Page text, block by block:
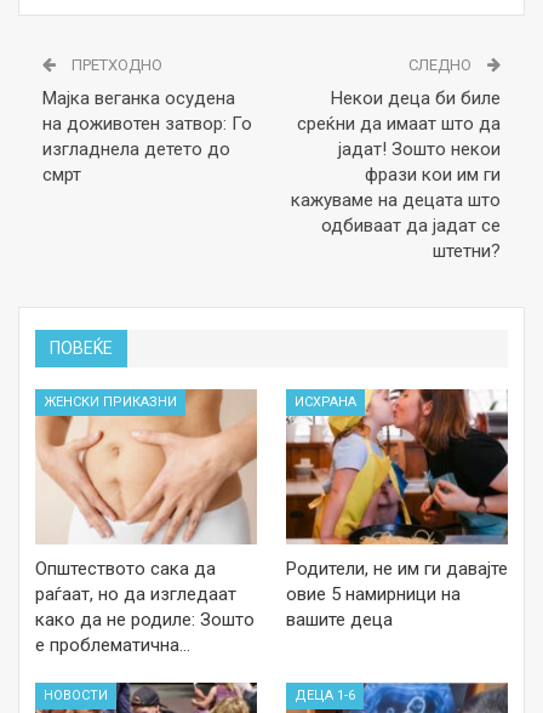
ПРЕТХОДНО
Mајка веганка осудена
на доживотен затвор: Го
изгладнела детето до
смрт
СЛЕДНО
Некои деца би биле
среќни да имаат што да
јадат! Зошто некои
фрази кои им ги
кажуваме на децата што
одбиваат да јадат се
штетни?
ПОВЕЌЕ
ЖЕНСКИ ПРИКАЗНИ
Општеството сака да
раѓаат, но да изгледаат
како да не родиле: Зошто
е проблематична…
ИСХРАНА
Родители, не им ги давајте
овие 5 намирници на
вашите деца
НОВОСТИ ДЕЦА 1-6